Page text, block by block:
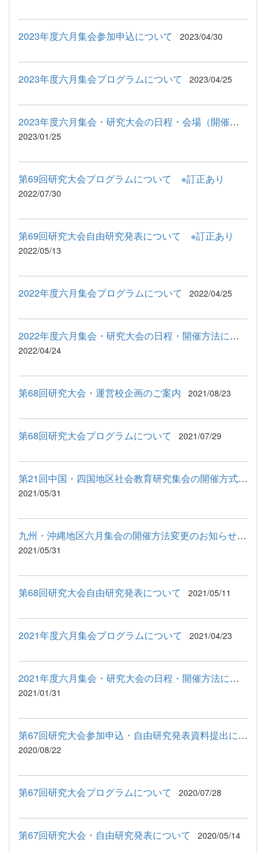
2023年度六月集会参加申込について 2023/04/30
2023年度六月集会プログラムについて 2023/04/25
2023年度六月集会・研究大会の日程・会場（開催方法）について
2023/01/25
第69回研究大会プログラムについて ※訂正あり
2022/07/30
第69回研究大会自由研究発表について ※訂正あり
2022/05/13
2022年度六月集会プログラムについて 2022/04/25
2022年度六月集会・研究大会の日程・開催方法について
2022/04/24
第68回研究大会・運営校企画のご案内 2021/08/23
第68回研究大会プログラムについて 2021/07/29
第21回中国・四国地区社会教育研究集会の開催方式の変更のお知らせ
2021/05/31
九州・沖縄地区六月集会の開催方法変更のお知らせ（6月26日）
2021/05/31
第68回研究大会自由研究発表について 2021/05/11
2021年度六月集会プログラムについて 2021/04/23
2021年度六月集会・研究大会の日程・開催方法について
2021/01/31
第67回研究大会参加申込・自由研究発表資料提出について
2020/08/22
第67回研究大会プログラムについて 2020/07/28
第67回研究大会・自由研究発表について 2020/05/14